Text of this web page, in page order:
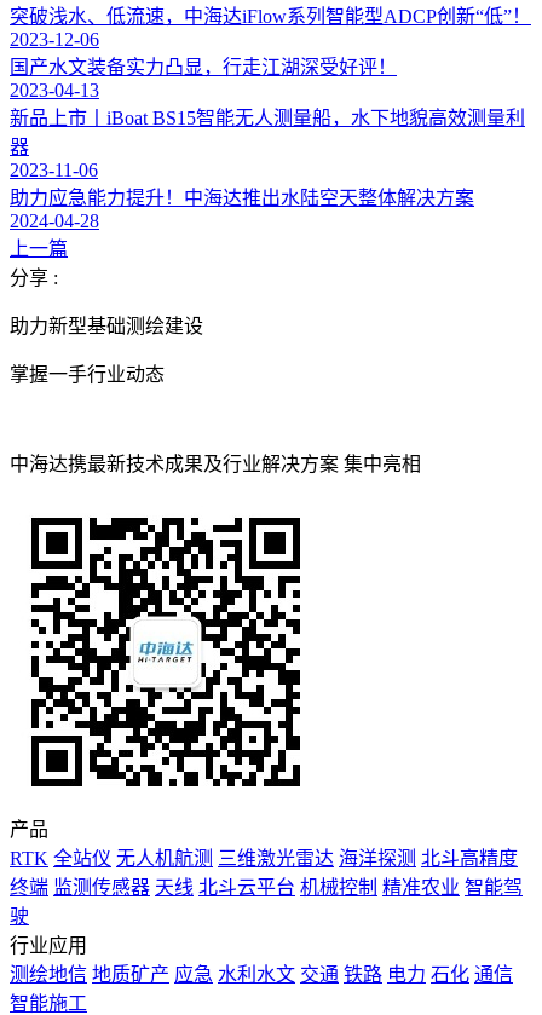
突破浅水、低流速，中海达iFlow系列智能型ADCP创新“低”！
2023-12-06
国产水文装备实力凸显，行走江湖深受好评！
2023-04-13
新品上市丨iBoat BS15智能无人测量船，水下地貌高效测量利
器
2023-11-06
助力应急能力提升！中海达推出水陆空天整体解决方案
2024-04-28
上一篇
分享 :
助力新型基础测绘建设
掌握一手行业动态
中海达携最新技术成果及行业解决方案 集中亮相
产品
RTK 全站仪 无人机航测 三维激光雷达 海洋探测 北斗高精度
终端 监测传感器 天线 北斗云平台 机械控制 精准农业 智能驾
驶
行业应用
测绘地信 地质矿产 应急 水利水文 交通 铁路 电力 石化 通信
智能施工